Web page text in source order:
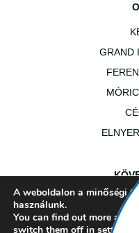
GRAND
A weboldalon a minőségi
használunk.
You can find out more
switch them off in settings